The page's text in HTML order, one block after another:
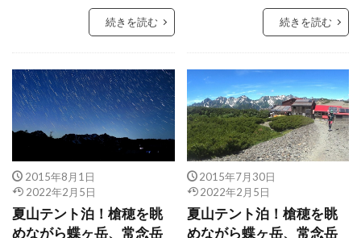
続きを読む 続きを読む
2015年8月1日
2022年2月5日
夏山テント泊！槍穂を眺
めながら蝶ヶ岳、常念岳
2015年7月30日
2022年2月5日
夏山テント泊！槍穂を眺
めながら蝶ヶ岳、常念岳